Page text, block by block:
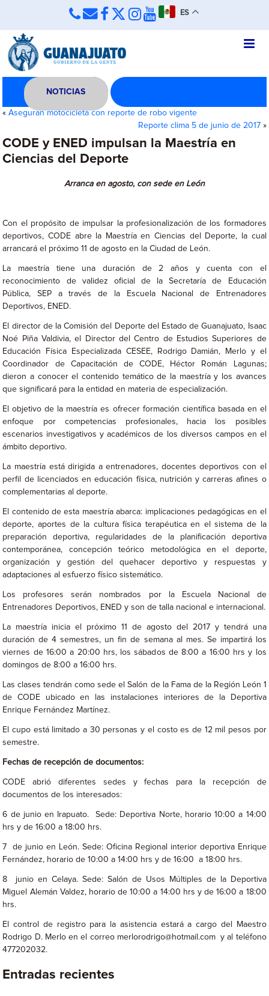
ES
NOTICIAS
«Aseguran motocicleta con reporte de robo vigente
Reporte clima 5 de junio de 2017»
CODE y ENED impulsan la Maestría en
Ciencias del Deporte
Arranca en agosto, con sede en León
Con el propósito de impulsar la profesionalización de los formadores
deportivos, CODE abre la Maestría en Ciencias del Deporte, la cual
arrancará el próximo 11 de agosto en la Ciudad de León.
La maestría tiene una duración de 2 años y cuenta con el
reconocimiento de validez oficial de la Secretaría de Educación
Pública, SEP a través de la Escuela Nacional de Entrenadores
Deportivos, ENED.
El director de la Comisión del Deporte del Estado de Guanajuato, Isaac
Noé Piña Valdivia, el Director del Centro de Estudios Superiores de
Educación Física Especializada CESEE, Rodrigo Damián, Merlo y el
Coordinador de Capacitación de CODE, Héctor Román Lagunas;
dieron a conocer el contenido temático de la maestría y los avances
que significará para la entidad en materia de especialización.
El objetivo de la maestría es ofrecer formación científica basada en el
enfoque por competencias profesionales, hacia los posibles
escenarios investigativos y académicos de los diversos campos en el
ámbito deportivo.
La maestría está dirigida a entrenadores, docentes deportivos con el
perfil de licenciados en educación física, nutrición y carreras afines o
complementarias al deporte.
El contenido de esta maestría abarca: implicaciones pedagógicas en el
deporte, aportes de la cultura física terapéutica en el sistema de la
preparación deportiva, regularidades de la planificación deportiva
contemporánea, concepción teórico metodológica en el deporte,
organización y gestión del quehacer deportivo y respuestas y
adaptaciones al esfuerzo físico sistemático.
Los profesores serán nombrados por la Escuela Nacional de
Entrenadores Deportivos, ENED y son de talla nacional e internacional.
La maestría inicia el próximo 11 de agosto del 2017 y tendrá una
duración de 4 semestres, un fin de semana al mes. Se impartirá los
viernes de 16:00 a 20:00 hrs, los sábados de 8:00 a 16:00 hrs y los
domingos de 8:00 a 16:00 hrs.
Las clases tendrán como sede el Salón de la Fama de la Región León 1
de CODE ubicado en las instalaciones interiores de la Deportiva
Enrique Fernández Martínez.
El cupo está limitado a 30 personas y el costo es de 12 mil pesos por
semestre.
Fechas de recepción de documentos:
CODE abrió diferentes sedes y fechas para la recepción de
documentos de los interesados:
6 de junio en Irapuato. Sede: Deportiva Norte, horario 10:00 a 14:00
hrs y de 16:00 a 18:00 hrs.
7 de junio en León. Sede: Oficina Regional interior deportiva Enrique
Fernández, horario de 10:00 a 14:00 hrs y de 16:00 a 18:00 hrs.
8 junio en Celaya. Sede: Salón de Usos Múltiples de la Deportiva
Miguel Alemán Valdez, horario de 10:00 a 14:00 hrs y de 16:00 a 18:00
hrs.
El control de registro para la asistencia estará a cargo del Maestro
Rodrigo D. Merlo en el correo merlorodrigo@hotmail.com y al teléfono
477202032.
Entradas recientes